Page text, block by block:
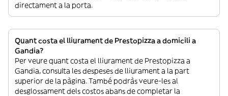
directament a la porta.
Quant costa el lliurament de Prestopizza a domicili a
Gandia?
Per veure quant costa el lliurament de Prestopizza a
Gandia, consulta les despeses de lliurament a la part
superior de la pàgina. També podràs veure-les al
desglossament dels costos abans de completar la